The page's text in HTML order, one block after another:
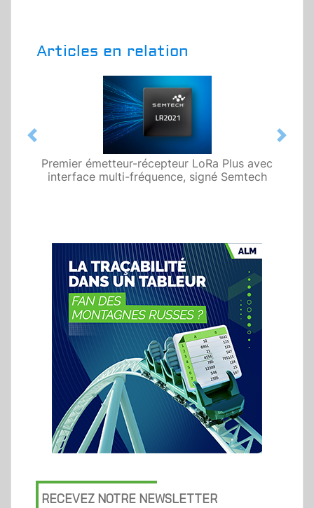
Articles en relation
Premier émetteur-récepteur LoRa Plus avec
interface multi-fréquence, signé Semtech
Previous Next
RECEVEZ NOTRE NEWSLETTER